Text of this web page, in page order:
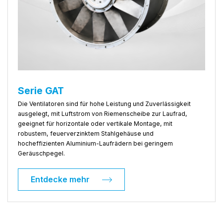
Serie GAT
Die Ventilatoren sind für hohe Leistung und Zuverlässigkeit
ausgelegt, mit Luftstrom von Riemenscheibe zur Laufrad,
geeignet für horizontale oder vertikale Montage, mit
robustem, feuerverzinktem Stahlgehäuse und
hocheffizienten Aluminium-Laufrädern bei geringem
Geräuschpegel.
Entdecke mehr